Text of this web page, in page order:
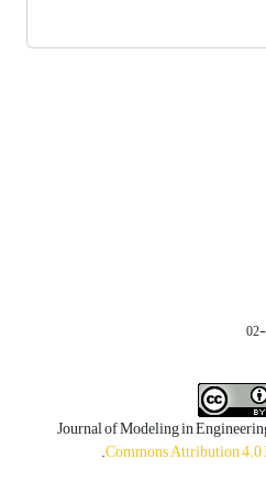
Journal of Modeling in
Commons Attribution
.